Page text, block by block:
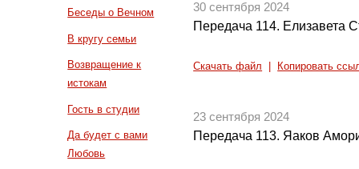
Беседы о Вечном
В кругу семьи
Возвращение к
истокам
Гость в студии
Да будет с вами
Любовь
30 сентября 2024
Передача 114. Елизавета
Скачать файл Копировать
23 сентября 2024
Передача 113. Яаков